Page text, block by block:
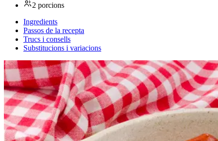
2 porcions
Ingredients
Passos de la recepta
Trucs i consells
Substitucions i variacions